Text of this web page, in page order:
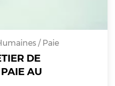
/ Paie
DE
AU